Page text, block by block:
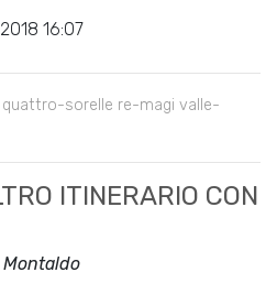
16:07
quattro-sorelle re-magi valle-
ITINERARIO CON
Montaldo